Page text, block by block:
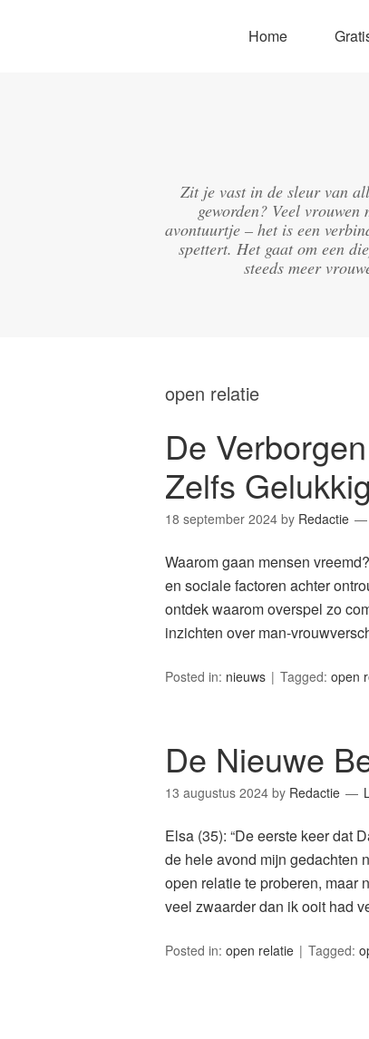
Home
Zit je vast in de sleur van
geworden? Veel
avontuurtje – het is een
spettert. Het gaat om een
steeds meer
open relatie
De
Zelfs
18 september 2024 by Redactie
Waarom gaan mensen
en sociale factoren achter
ontdek waarom overspel zo
inzichten over man-
Posted in: nieuws Tagged: open
De Nieuwe
13 augustus 2024 by Redactie
Elsa (35): “De eerste keer dat
de hele avond mijn gedachten
open relatie te proberen, maar
veel zwaarder dan ik ooit had
Posted in: open relatie Tagged: